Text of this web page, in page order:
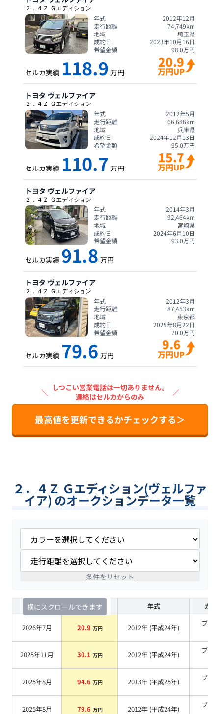
２．４Ｚ Ｇエディション
年式
2012年12月
走行距離
74,749km
地域
埼玉県
成約日
2023年10月16日
希望金額
98.0万円
セルカ実績 118.9 万円
20.9
万円UP
トヨタ ヴェルファイア
２．４Ｚ Ｇエディション
年式
2012年5月
走行距離
66,686km
地域
兵庫県
成約日
2024年12月13日
希望金額
95.0万円
セルカ実績 110.7 万円
15.7
万円UP
トヨタ ヴェルファイア
２．４Ｚ Ｇエディション
年式
2014年3月
走行距離
92,464km
地域
宮崎県
成約日
2024年6月10日
希望金額
93.0万円
セルカ実績 91.8 万円
トヨタ ヴェルファイア
２．４Ｚ Ｇエディション
年式
2012年3月
走行距離
87,453km
地域
東京都
成約日
2025年8月22日
希望金額
70.0万円
セルカ実績 79.6 万円
9.6
万円UP
＼ しつこい営業電話は一切ありません。
連絡はセルカからのみ
／
最高値を更新できるかチェックする＞
２．４Ｚ Ｇエディション(ヴェルファ
イア) のオークションデータ一覧
条件をリセット
横にスクロールできます
査定時期 セルカ実績 年式 カラ
2026年7月 20.9 万円 2012年 (平成24年)
ブラ
2025年11月 30.1 万円 2012年 (平成24年)
ブラ
2025年8月 94.6 万円 2013年 (平成25年)
ブラ
2025年8月 79.6 万円 2012年 (平成24年)
ブラ